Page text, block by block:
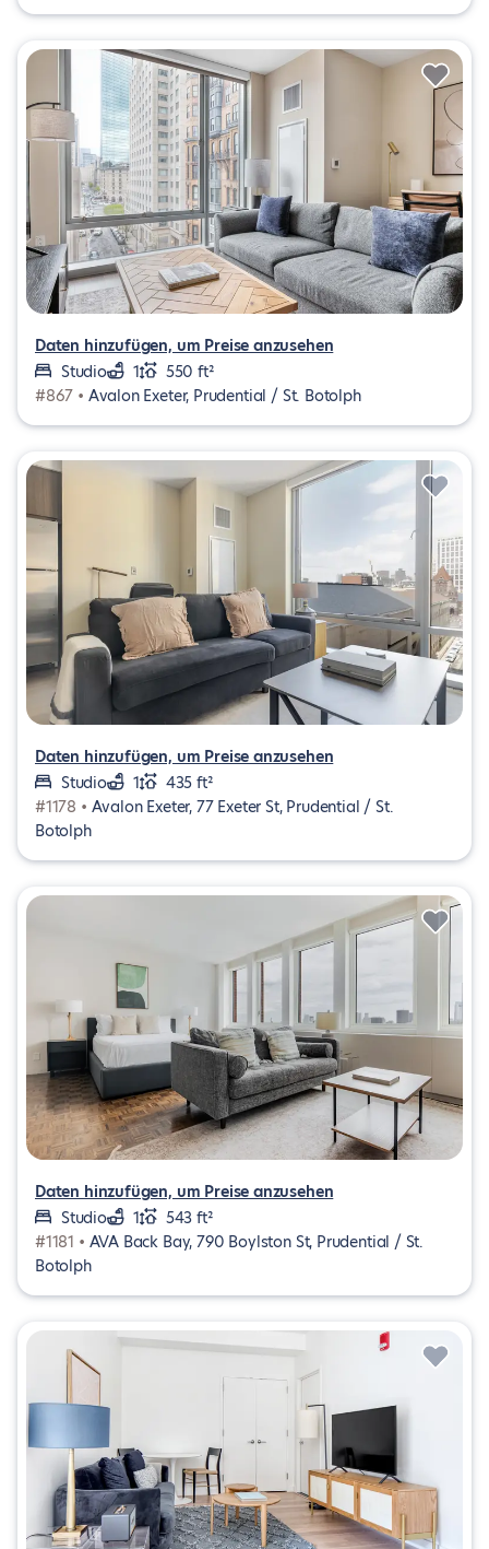
Daten hinzufügen, um Preise anzusehen
Studio
1
550 ft²
#867 • Avalon Exeter, Prudential / St. Botolph
Daten hinzufügen, um Preise anzusehen
Studio
1
435 ft²
#1178 • Avalon Exeter, 77 Exeter St, Prudential / St.
Botolph
Daten hinzufügen, um Preise anzusehen
Studio
1
543 ft²
#1181 • AVA Back Bay, 790 Boylston St, Prudential / St.
Botolph